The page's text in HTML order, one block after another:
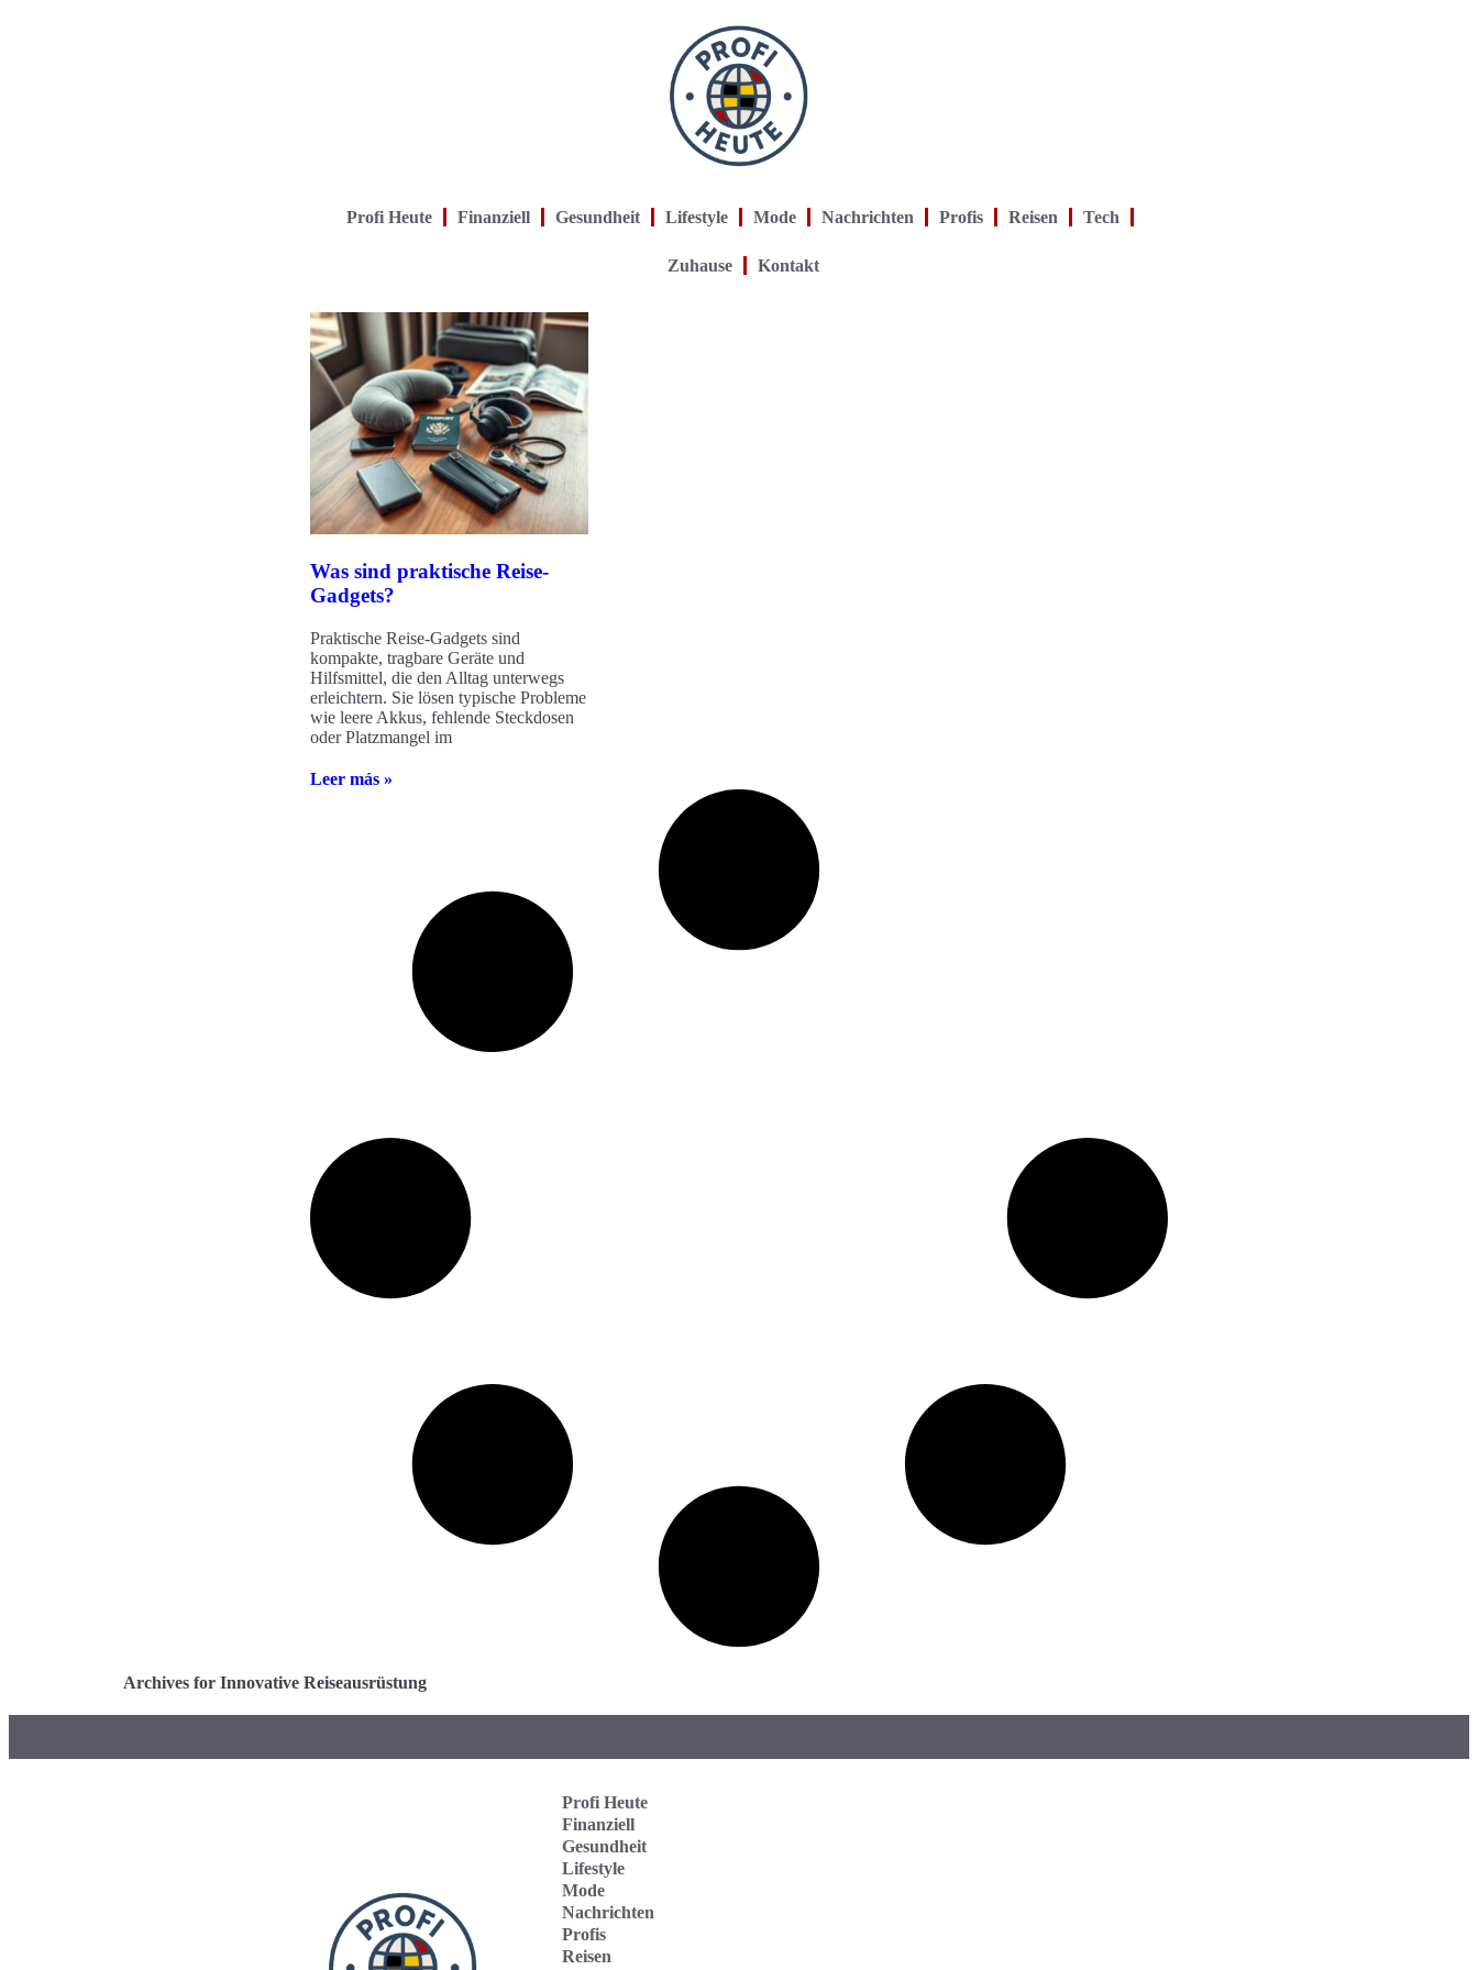
Profi Heute Finanziell Gesundheit Lifestyle Mode Nachrichten Profis Reisen Tech
Zuhause Kontakt
Was sind praktische Reise-
Gadgets?
Praktische Reise-Gadgets sind
kompakte, tragbare Geräte und
Hilfsmittel, die den Alltag unterwegs
erleichtern. Sie lösen typische Probleme
wie leere Akkus, fehlende Steckdosen
oder Platzmangel im
Leer más »
Archives for Innovative Reiseausrüstung
Profi Heute
Finanziell
Gesundheit
Lifestyle
Mode
Nachrichten
Profis
Reisen